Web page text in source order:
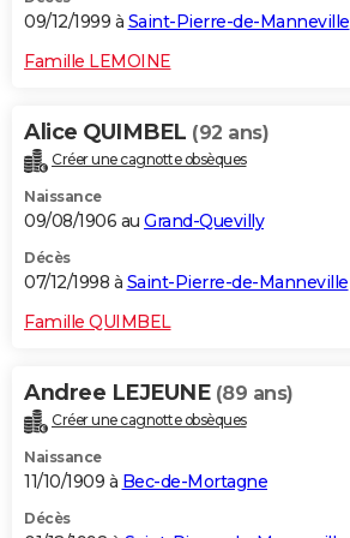
09/12/1999 à Saint-Pierre-de-Manneville
Famille LEMOINE
Alice QUIMBEL (92 ans)
Créer une cagnotte obsèques
Naissance
09/08/1906 au Grand-Quevilly
Décès
07/12/1998 à Saint-Pierre-de-Manneville
Famille QUIMBEL
Andree LEJEUNE (89 ans)
Créer une cagnotte obsèques
Naissance
11/10/1909 à Bec-de-Mortagne
Décès